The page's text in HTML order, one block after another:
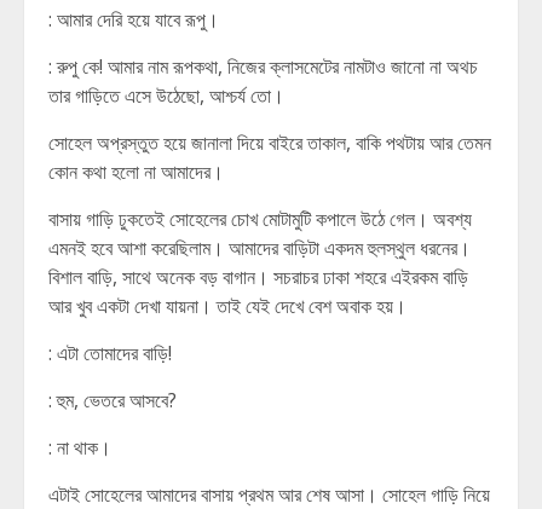
: আমার দেরি হয়ে যাবে রূপু।
: রুপু কে! আমার নাম রূপকথা, নিজের ক্লাসমেটের নামটাও জানো না অথচ
তার গাড়িতে এসে উঠেছো, আশ্চর্য তো।
সোহেল অপ্রস্তুত হয়ে জানালা দিয়ে বাইরে তাকাল, বাকি পথটায় আর তেমন
কোন কথা হলো না আমাদের।
বাসায় গাড়ি ঢুকতেই সোহেলের চোখ মোটামুটি কপালে উঠে গেল। অবশ্য
এমনই হবে আশা করেছিলাম। আমাদের বাড়িটা একদম হুলস্থুল ধরনের।
বিশাল বাড়ি, সাথে অনেক বড় বাগান। সচরাচর ঢাকা শহরে এইরকম বাড়ি
আর খুব একটা দেখা যায়না। তাই যেই দেখে বেশ অবাক হয়।
: এটা তোমাদের বাড়ি!
: হুম, ভেতরে আসবে?
: না থাক।
এটাই সোহেলের আমাদের বাসায় প্রথম আর শেষ আসা। সোহেল গাড়ি নিয়ে